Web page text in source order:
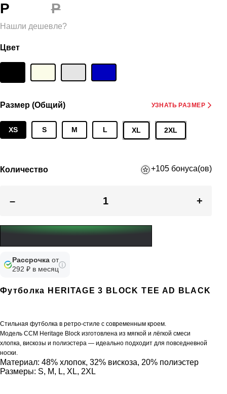
Р
Р
Нашли дешевле?
Цвет
Размер (Общий) УЗНАТЬ РАЗМЕР
XS S M L XL 2XL
Количество +105 бонуса(ов)
– +
Рассрочка от
292 ₽ в месяц
Футболка HERITAGE 3 BLOCK TEE AD BLACK
Стильная футболка в ретро-стиле с современным кроем.
Модель CCM Heritage Block изготовлена ​​из мягкой и лёгкой смеси
хлопка, вискозы и полиэстера — идеально подходит для повседневной
носки.
Материал: 48% хлопок, 32% вискоза, 20% полиэстер
Размеры: S, M, L, XL, 2XL